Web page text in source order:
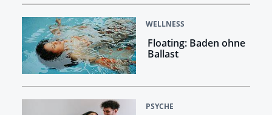
WELLNESS
Floating: Baden ohne
Ballast
PSYCHE